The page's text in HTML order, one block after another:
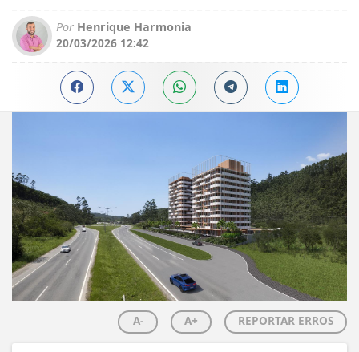
Por Henrique Harmonia
20/03/2026 12:42
A- A+ REPORTAR ERROS